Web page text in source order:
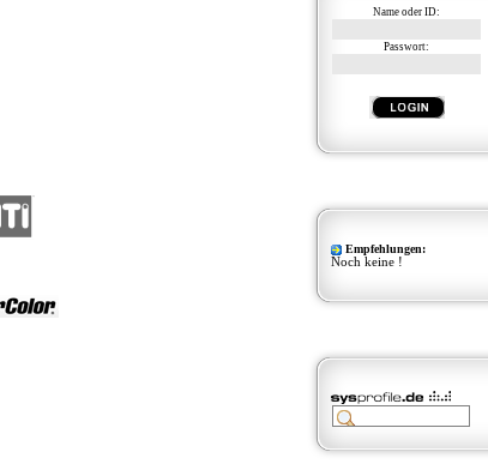
Name oder ID:
Passwort:
Empfehlungen:
Noch keine !